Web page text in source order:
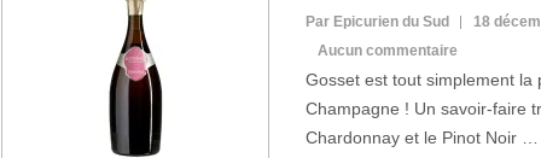
Par Epicurien du Sud
18
Aucun commentaire
Gosset est tout simplement la
Champagne ! Un savoir-faire
Chardonnay et le Pinot Noir …